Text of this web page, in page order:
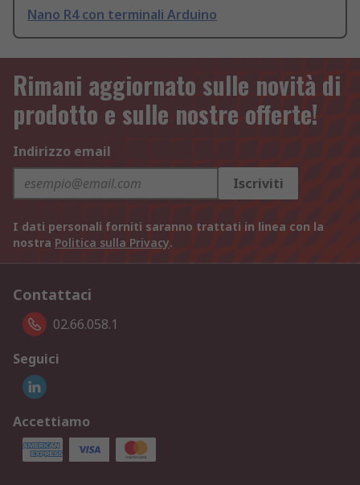
Nano R4 con terminali Arduino
Rimani aggiornato sulle novità di
prodotto e sulle nostre offerte!
Indirizzo email
Iscriviti
I dati personali forniti saranno trattati in linea con la
nostra Politica sulla Privacy.
Contattaci
02.66.058.1
Seguici
Accettiamo